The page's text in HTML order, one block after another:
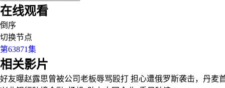
在线观看
倒序
切换节点
第63871集
相关影片
好友曝赵露思曾被公司老板辱骂殴打 担心遭俄罗斯袭击，丹麦